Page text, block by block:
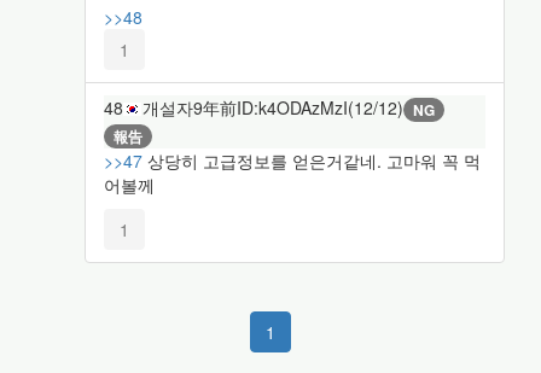
>>48
1
48 개설자9年前ID:k4ODAzMzI(12/12) NG
報告
>>47 상당히 고급정보를 얻은거같네. 고마워 꼭 먹
어볼께
1
1